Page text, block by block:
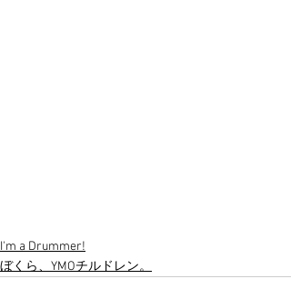
I'm a Drummer!
ぼくら、YMOチルドレン。